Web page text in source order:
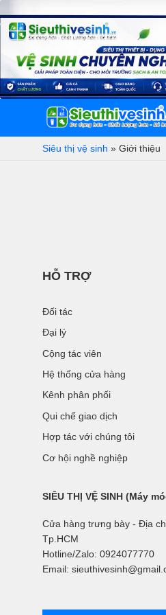
qua
nội
dung
Danh Mục
Sản Phẩm
Siêu thị vệ sinh » Giới thiệu
HỖ TRỢ
Đối tác
Đại lý
Cộng tác viên
Hệ thống cửa hàng
Kênh phân phối
Qui chế giao dịch
Hợp tác với chúng tôi
Cơ hội nghề nghiệp
SIÊU THỊ VỆ SINH (Máy
Cửa hàng trưng bày - Địa
Tp.HCM
Hotline/Zalo: 0924077770
Email: